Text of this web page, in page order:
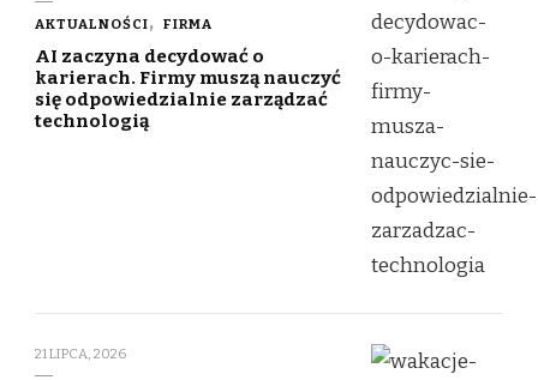
AKTUALNOŚCI FIRMA
AI zaczyna decydować o
karierach. Firmy muszą nauczyć
się odpowiedzialnie zarządzać
technologią
21 LIPCA, 2026